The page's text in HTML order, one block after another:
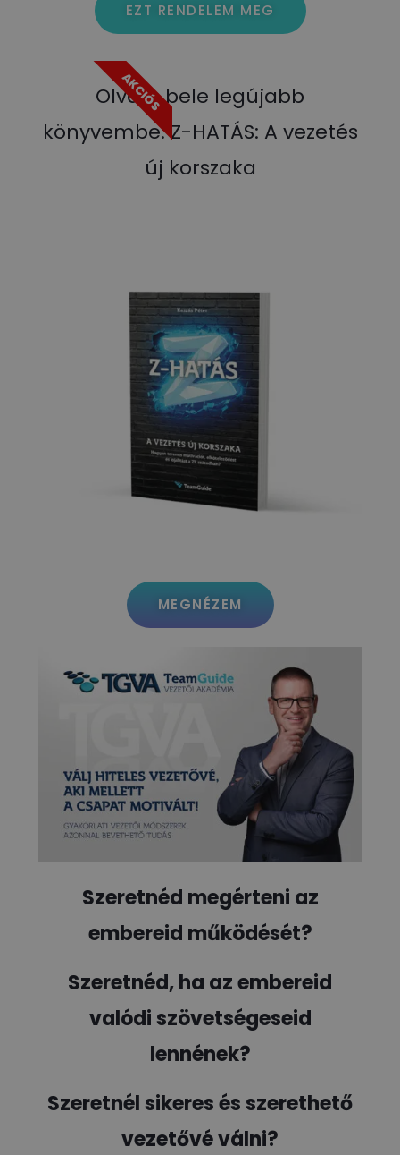
EZT RENDELEM MEG
AKCIÓS
Olvass bele legújabb
könyvembe: Z-HATÁS: A vezetés
új korszaka
MEGNÉZEM
Szeretnéd megérteni az
embereid működését?
Szeretnéd, ha az embereid
valódi szövetségeseid
lennének?
Szeretnél sikeres és szerethető
vezetővé válni?